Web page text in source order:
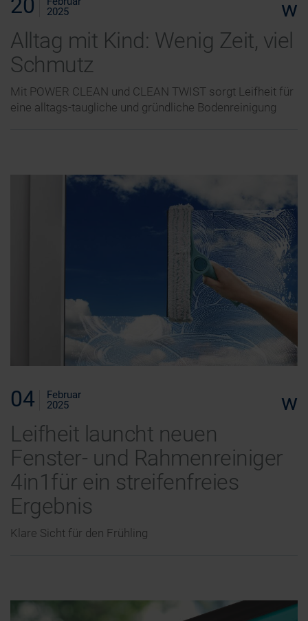
20
2025
w
Alltag mit Kind: Wenig Zeit, viel
Schmutz
Mit POWER CLEAN und CLEAN TWIST sorgt Leifheit für
eine alltags-taugliche und gründliche Bodenreinigung
04
Februar
2025
w
Leifheit launcht neuen
Fenster- und Rahmenreiniger
4in1für ein streifenfreies
Ergebnis
Klare Sicht für den Frühling